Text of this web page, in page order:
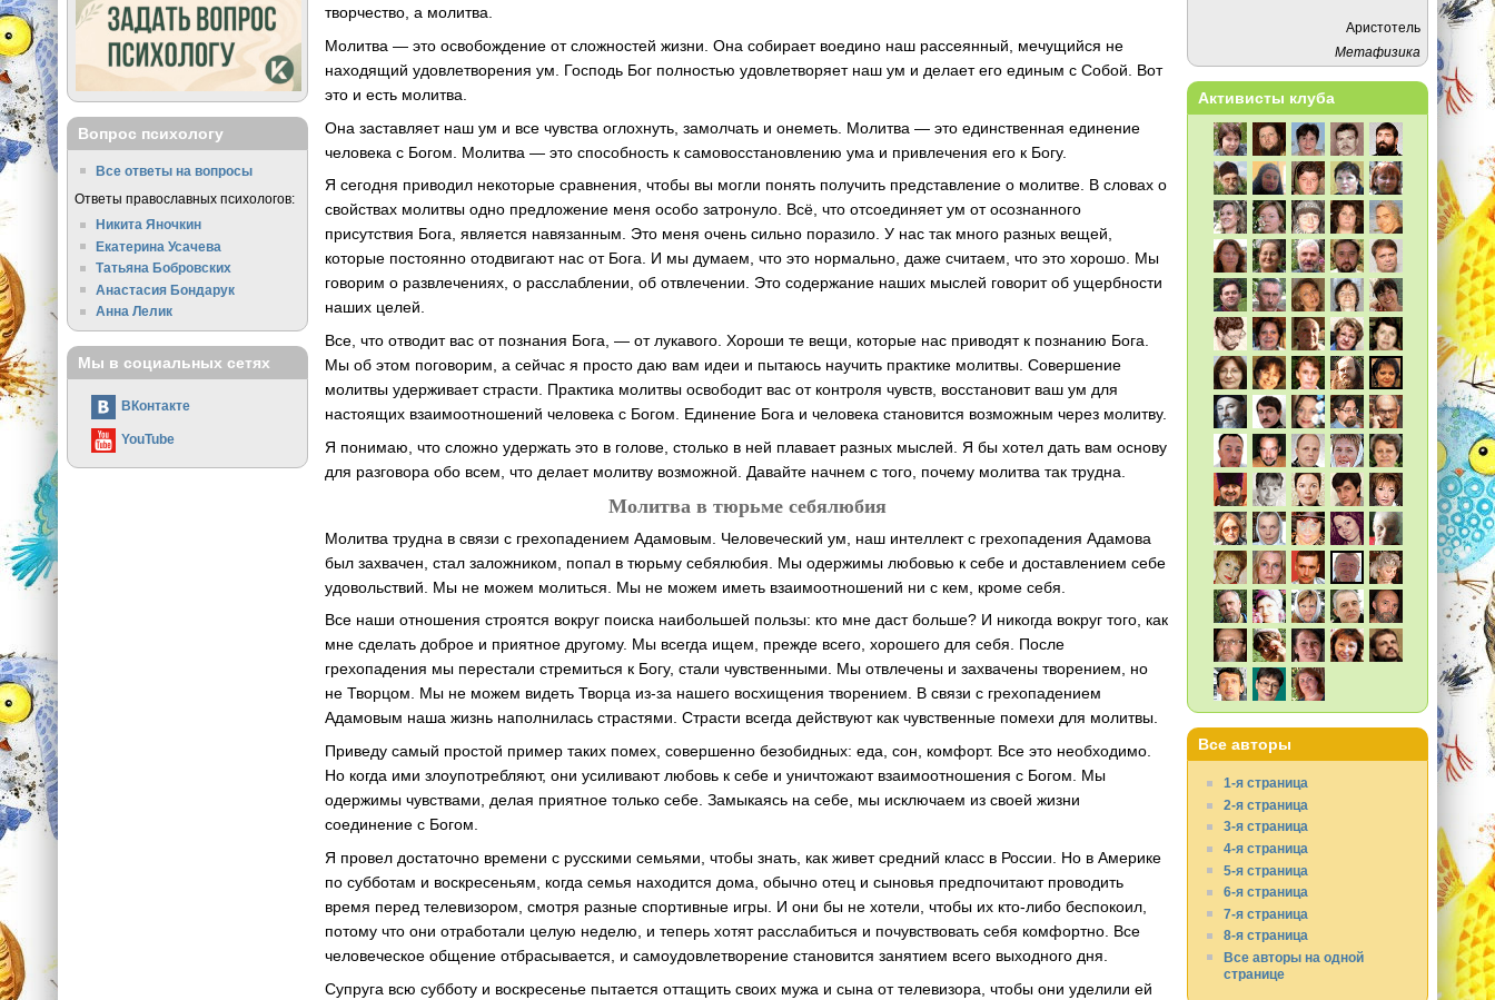
творчество, а молитва.
Молитва — это освобождение от сложностей жизни. Она собирает воедино наш рассеянный, мечущийся не
находящий удовлетворения ум. Господь Бог полностью удовлетворяет наш ум и делает его единым с Собой. Вот
это и есть молитва.
Она заставляет наш ум и все чувства оглохнуть, замолчать и онеметь. Молитва — это единственная единение
человека с Богом. Молитва — это способность к самовосстановлению ума и привлечения его к Богу.
Я сегодня приводил некоторые сравнения, чтобы вы могли понять получить представление о молитве. В словах о
свойствах молитвы одно предложение меня особо затронуло. Всё, что отсоединяет ум от осознанного
присутствия Бога, является навязанным. Это меня очень сильно поразило. У нас так много разных вещей,
которые постоянно отодвигают нас от Бога. И мы думаем, что это нормально, даже считаем, что это хорошо. Мы
говорим о развлечениях, о расслаблении, об отвлечении. Это содержание наших мыслей говорит об ущербности
наших целей.
Все, что отводит вас от познания Бога, — от лукавого. Хороши те вещи, которые нас приводят к познанию Бога.
Мы об этом поговорим, а сейчас я просто даю вам идеи и пытаюсь научить практике молитвы. Совершение
молитвы удерживает страсти. Практика молитвы освободит вас от контроля чувств, восстановит ваш ум для
настоящих взаимоотношений человека с Богом. Единение Бога и человека становится возможным через молитву.
Я понимаю, что сложно удержать это в голове, столько в ней плавает разных мыслей. Я бы хотел дать вам основу
для разговора обо всем, что делает молитву возможной. Давайте начнем с того, почему молитва так трудна.
Молитва в тюрьме себялюбия
Молитва трудна в связи с грехопадением Адамовым. Человеческий ум, наш интеллект с грехопадения Адамова
был захвачен, стал заложником, попал в тюрьму себялюбия. Мы одержимы любовью к себе и доставлением себе
удовольствий. Мы не можем молиться. Мы не можем иметь взаимоотношений ни с кем, кроме себя.
Все наши отношения строятся вокруг поиска наибольшей пользы: кто мне даст больше? И никогда вокруг того, как
мне сделать доброе и приятное другому. Мы всегда ищем, прежде всего, хорошего для себя. После
грехопадения мы перестали стремиться к Богу, стали чувственными. Мы отвлечены и захвачены творением, но
не Творцом. Мы не можем видеть Творца из-за нашего восхищения творением. В связи с грехопадением
Адамовым наша жизнь наполнилась страстями. Страсти всегда действуют как чувственные помехи для молитвы.
Приведу самый простой пример таких помех, совершенно безобидных: еда, сон, комфорт. Все это необходимо.
Но когда ими злоупотребляют, они усиливают любовь к себе и уничтожают взаимоотношения с Богом. Мы
одержимы чувствами, делая приятное только себе. Замыкаясь на себе, мы исключаем из своей жизни
соединение с Богом.
Я провел достаточно времени с русскими семьями, чтобы знать, как живет средний класс в России. Но в Америке
по субботам и воскресеньям, когда семья находится дома, обычно отец и сыновья предпочитают проводить
время перед телевизором, смотря разные спортивные игры. И они бы не хотели, чтобы их кто-либо беспокоил,
потому что они отработали целую неделю, и теперь хотят расслабиться и почувствовать себя комфортно. Все
человеческое общение отбрасывается, и самоудовлетворение становится занятием всего выходного дня.
Супруга всю субботу и воскресенье пытается оттащить своих мужа и сына от телевизора, чтобы они уделили ей
Вопрос психологу
Все ответы на вопросы
Ответы православных психологов:
Никита Яночкин
Екатерина Усачева
Татьяна Бобровских
Анастасия Бондарук
Анна Лелик
Мы в социальных сетях
ВКонтакте
YouTube
Аристотель
Метафизика
Активисты клуба
Все авторы
1-я страница
2-я страница
3-я страница
4-я страница
5-я страница
6-я страница
7-я страница
8-я страница
Все авторы на одной
странице